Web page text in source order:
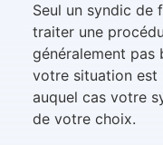
Seul un syndic de
traiter une
généralement pas
votre situation est
auquel cas votre
de votre choix.